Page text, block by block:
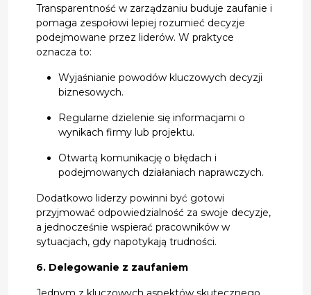
Transparentność w zarządzaniu buduje zaufanie i
pomaga zespołowi lepiej rozumieć decyzje
podejmowane przez liderów. W praktyce
oznacza to:
Wyjaśnianie powodów kluczowych decyzji
biznesowych.
Regularne dzielenie się informacjami o
wynikach firmy lub projektu.
Otwartą komunikację o błędach i
podejmowanych działaniach naprawczych.
Dodatkowo liderzy powinni być gotowi
przyjmować odpowiedzialność za swoje decyzje,
a jednocześnie wspierać pracowników w
sytuacjach, gdy napotykają trudności.
6. Delegowanie z zaufaniem